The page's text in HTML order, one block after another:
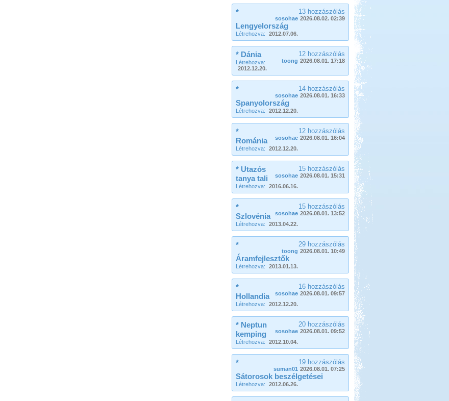
13 hozzászólás
sosohae 2026.08.02. 02:39
*
Lengyelország
Létrehozva: 2012.07.06.
12 hozzászólás
toong 2026.08.01. 17:18
* Dánia
Létrehozva:
2012.12.20.
14 hozzászólás
sosohae 2026.08.01. 16:33
*
Spanyolország
Létrehozva: 2012.12.20.
12 hozzászólás
sosohae 2026.08.01. 16:04
*
Románia
Létrehozva: 2012.12.20.
15 hozzászólás
sosohae 2026.08.01. 15:31
* Utazós
tanya tali
Létrehozva: 2016.06.16.
15 hozzászólás
sosohae 2026.08.01. 13:52
*
Szlovénia
Létrehozva: 2013.04.22.
29 hozzászólás
toong 2026.08.01. 10:49
*
Áramfejlesztők
Létrehozva: 2013.01.13.
16 hozzászólás
sosohae 2026.08.01. 09:57
*
Hollandia
Létrehozva: 2012.12.20.
20 hozzászólás
sosohae 2026.08.01. 09:52
* Neptun
kemping
Létrehozva: 2012.10.04.
19 hozzászólás
suman01 2026.08.01. 07:25
*
Sátorosok beszélgetései
Létrehozva: 2012.06.26.